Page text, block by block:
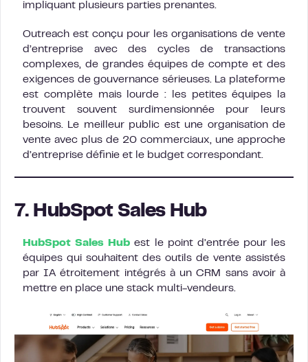
impliquant plusieurs parties prenantes.
Outreach est conçu pour les organisations de vente
d’entreprise avec des cycles de transactions
complexes, de grandes équipes de compte et des
exigences de gouvernance sérieuses. La plateforme
est complète mais lourde : les petites équipes la
trouvent souvent surdimensionnée pour leurs
besoins. Le meilleur public est une organisation de
vente avec plus de 20 commerciaux, une approche
d’entreprise définie et le budget correspondant.
7. HubSpot Sales Hub
HubSpot Sales Hub est le point d’entrée pour les
équipes qui souhaitent des outils de vente assistés
par IA étroitement intégrés à un CRM sans avoir à
mettre en place une stack multi-vendeurs.